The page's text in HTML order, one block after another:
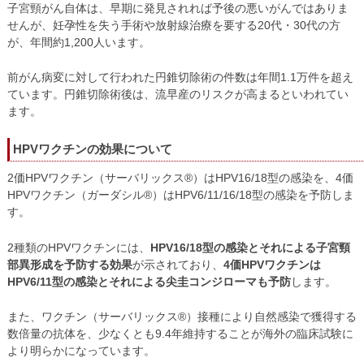
子宮頸がん自体は、早期に発見されれば予後の悪いがんではありま
せんが、妊孕性を失う手術や放射線治療を要する20代・30代の方
が、年間約1,200人います。
前がん病変に対して行われた円錐切除術の件数は年間1.1万件を超え
ています。円錐切除術後は、流早産のリスクが高まるといわれてい
ます。
HPVワクチンの効果について
2価HPVワクチン（サーバリックス®）はHPV16/18型の感染を、4価
HPVワクチン（ガーダシル®）はHPV6/11/16/18型の感染を予防しま
す。
2種類のHPVワクチンには、 HPV16/18型の感染とそれによる子宮頸
部異形成を予防する効果が示されており、 4価HPVワクチンは
HPV6/11型の感染とそれによる尖圭コンジローマも予防します。
また、ワクチン（サーバリックス®）接種により自然感染で獲得する
数倍量の抗体を、少なくとも9.4年維持することが海外の臨床試験に
より明らかになっています。